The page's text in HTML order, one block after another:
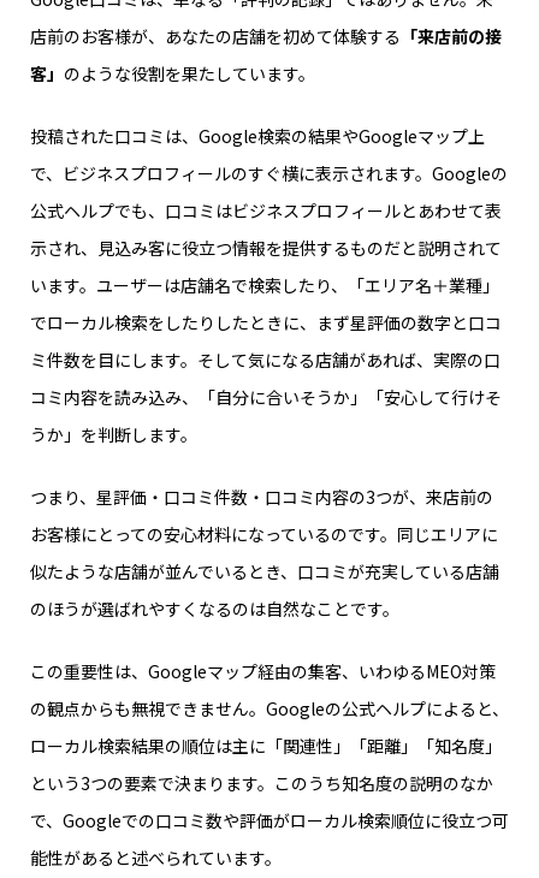
店前のお客様が、あなたの店舗を初めて体験する 「来店前の接
客」 のような役割を果たしています。
投稿された口コミは、Google検索の結果やGoogleマップ上
で、ビジネスプロフィールのすぐ横に表示されます。Googleの
公式ヘルプでも、口コミはビジネスプロフィールとあわせて表
示され、見込み客に役立つ情報を提供するものだと説明されて
います。ユーザーは店舗名で検索したり、「エリア名＋業種」
でローカル検索をしたりしたときに、まず星評価の数字と口コ
ミ件数を目にします。そして気になる店舗があれば、実際の口
コミ内容を読み込み、「自分に合いそうか」「安心して行けそ
うか」を判断します。
つまり、星評価・口コミ件数・口コミ内容の3つが、来店前の
お客様にとっての安心材料になっているのです。同じエリアに
似たような店舗が並んでいるとき、口コミが充実している店舗
のほうが選ばれやすくなるのは自然なことです。
この重要性は、Googleマップ経由の集客、いわゆるMEO対策
の観点からも無視できません。Googleの公式ヘルプによると、
ローカル検索結果の順位は主に「関連性」「距離」「知名度」
という3つの要素で決まります。このうち知名度の説明のなか
で、Googleでの口コミ数や評価がローカル検索順位に役立つ可
能性があると述べられています。